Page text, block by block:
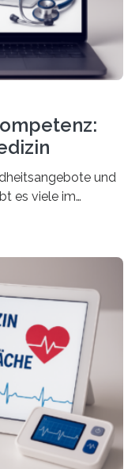
und
es viele im
Inhalten?
Dresden
an Patientinnen
bietet sie
um deren
MiHUBx ist